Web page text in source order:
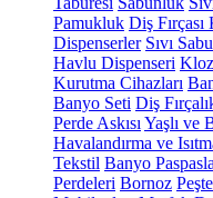
Pamukluk Diş
Dispenserler Sıvı
Havlu Dispenseri
Kurutma Cihazları
Banyo Seti Diş
Perde Askısı Yaşlı ve
Havalandırma ve
Tekstil Banyo
Perdeleri Bornoz